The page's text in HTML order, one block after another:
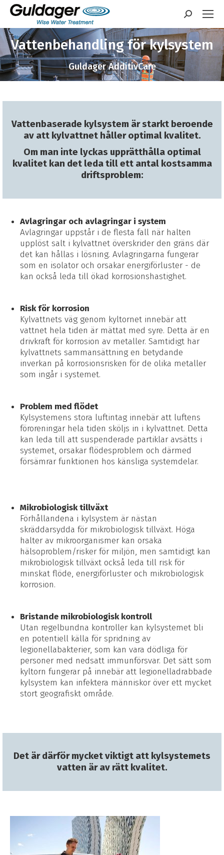
Sök:
Vattenbehandling för kylsystem
Guldager AdditivCare
Vattenbaserade kylsystem är starkt beroende
av att kylvattnet håller optimal kvalitet.
Om man inte lyckas upprätthålla optimal
kvalitet kan det leda till ett antal kostsamma
driftsproblem:
Avlagringar och avlagringar i system
Avlagringar uppstår i de flesta fall när halten
upplöst salt i kylvattnet överskrider den gräns där
det kan hållas i lösning. Avlagringarna fungerar
som en isolator och orsakar energiförluster - de
kan också leda till ökad korrosionshastighet.
Risk för korrosion
Kylvattnets väg genom kyltornet innebär att
vattnet hela tiden är mättat med syre. Detta är en
drivkraft för korrosion av metaller. Samtidigt har
kylvattnets sammansättning en betydande
inverkan på korrosionsrisken för de olika metaller
som ingår i systemet.
Problem med flödet
Kylsystemens stora luftintag innebär att luftens
föroreningar hela tiden sköljs in i kylvattnet. Detta
kan leda till att suspenderade partiklar avsätts i
systemet, orsakar flödesproblem och därmed
försämrar funktionen hos känsliga systemdelar.
Mikrobiologisk tillväxt
Förhållandena i kylsystem är nästan
skräddarsydda för mikrobiologisk tillväxt. Höga
halter av mikroorganismer kan orsaka
hälsoproblem/risker för miljön, men samtidigt kan
mikrobiologisk tillväxt också leda till risk för
minskat flöde, energiförluster och mikrobiologisk
korrosion.
Bristande mikrobiologisk kontroll
Utan regelbundna kontroller kan kylsystemet bli
en potentiell källa för spridning av
legionellabakterier, som kan vara dödliga för
personer med nedsatt immunförsvar. Det sätt som
kyltorn fungerar på innebär att legionelladrabbade
kylsystem kan infektera människor över ett mycket
stort geografiskt område.
Det är därför mycket viktigt att kylsystemets
vatten är av rätt kvalitet.